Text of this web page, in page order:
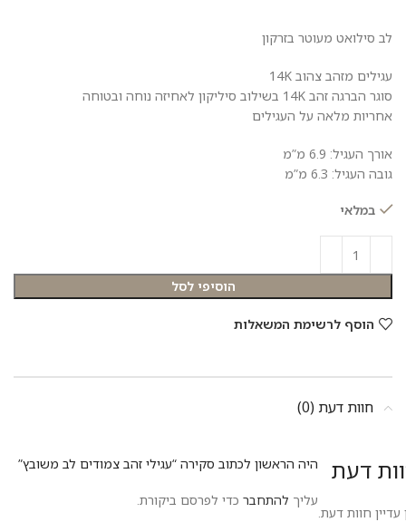
לב סילואט מעוטר בזרקון
עגילים מזהב צהוב 14K
סוגר הברגה זהב 14K בשילוב סיליקון לאחיזה נוחה ובטוחה
אחריות מלאה על העגילים
אורך העגיל: 6.9 מ”מ
גובה העגיל: 6.3 מ”מ
במלאי
הוסיפי לסל
הוסף לרשימת המשאלות
חוות דעת (0)
דעת
עדיין חוות דעת.
היה הראשון לכתוב סקירה “עגילי זהב צמודים לב משובץ”
עליך להתחבר כדי לפרסם ביקורת.